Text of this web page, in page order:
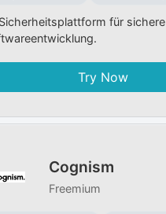
für sichere
Try Now
Cognism
Freemium